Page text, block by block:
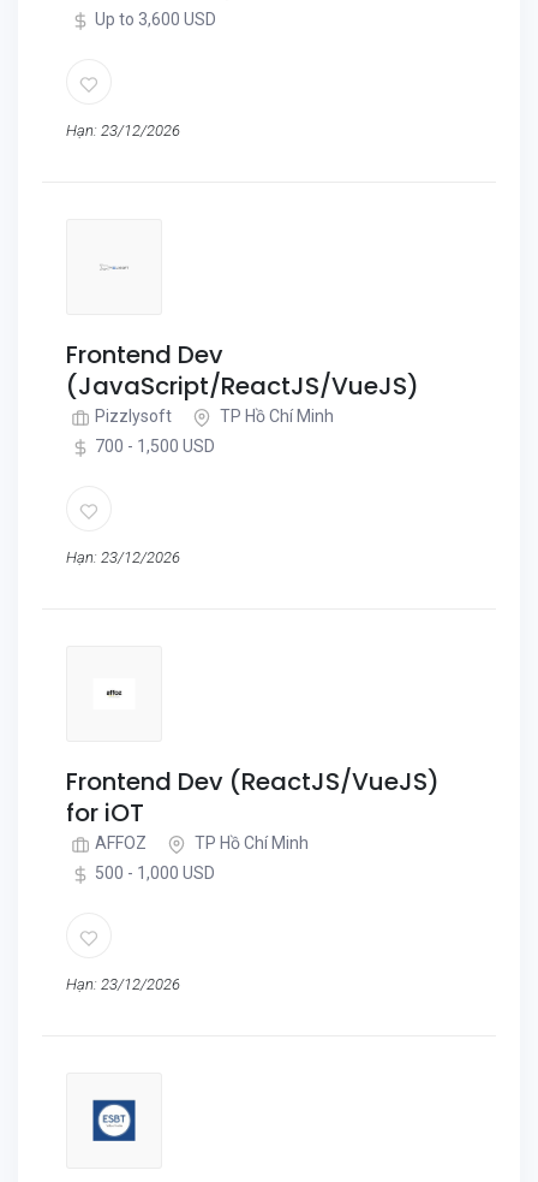
Up to 3,600 USD
Hạn: 23/12/2026
Frontend Dev
(JavaScript/ReactJS/VueJS)
Pizzlysoft
TP Hồ Chí Minh
700 - 1,500 USD
Hạn: 23/12/2026
Frontend Dev (ReactJS/VueJS)
for iOT
AFFOZ
TP Hồ Chí Minh
500 - 1,000 USD
Hạn: 23/12/2026